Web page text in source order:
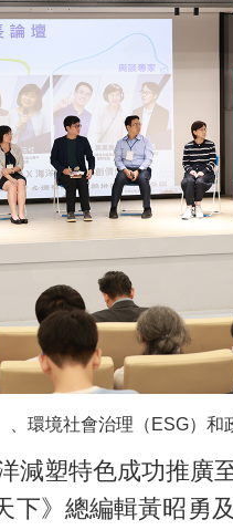
環境社會治理（ESG）和
塑特色成功推廣
下》總編輯黃昭勇